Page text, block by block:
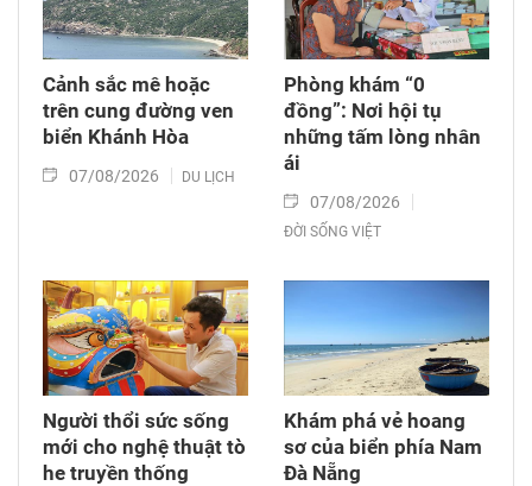
Cảnh sắc mê hoặc
trên cung đường ven
biển Khánh Hòa
07/08/2026 DU LỊCH
Phòng khám “0
đồng”: Nơi hội tụ
những tấm lòng nhân
ái
07/08/2026
ĐỜI SỐNG VIỆT
Người thổi sức sống
mới cho nghệ thuật tò
he truyền thống
Khám phá vẻ hoang
sơ của biển phía Nam
Đà Nẵng